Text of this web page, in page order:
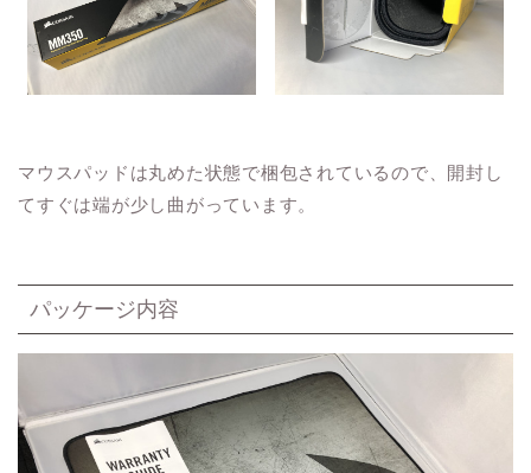
マウスパッドは丸めた状態で梱包されているので、開封し
てすぐは端が少し曲がっています。
パッケージ内容